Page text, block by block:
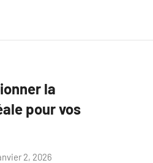
la
pour vos
2, 2026